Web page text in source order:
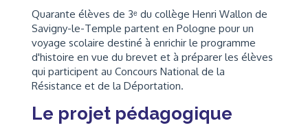
Quarante élèves de 3ᵉ du collège Henri Wallon de
Savigny-le-Temple partent en Pologne pour un
voyage scolaire destiné à enrichir le programme
d'histoire en vue du brevet et à préparer les élèves
qui participent au Concours National de la
Résistance et de la Déportation.
Le projet pédagogique